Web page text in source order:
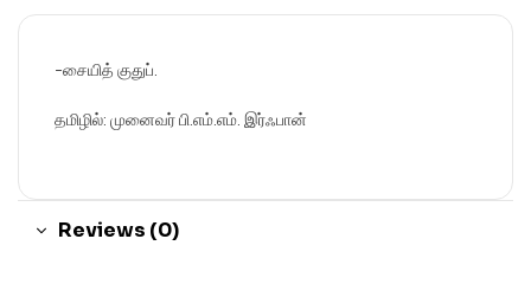
-சையித் குதுப்.
தமிழில்: முனைவர் பி.எம்.எம். இர்ஃபான்
Reviews (0)